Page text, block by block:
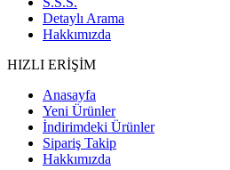
Detaylı Arama
Hakkımızda
HIZLI ERİŞİM
Anasayfa
Yeni Ürünler
İndirimdeki Ürünler
Sipariş Takip
Hakkımızda